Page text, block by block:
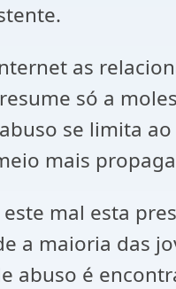
as
só a
se limita
mais
mal esta
a maioria das
abuso é